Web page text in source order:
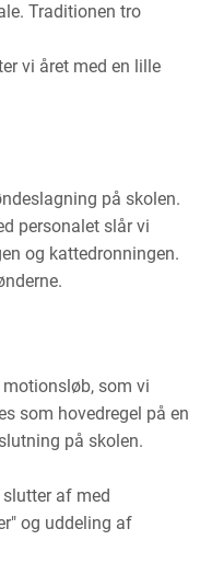
Traditionen tro
vi året med en lille
på skolen.
personalet slår vi
og kattedronningen.
motionsløb, som vi
som hovedregel på en
på skolen.
af med
og uddeling af